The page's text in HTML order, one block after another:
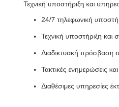
Τεχνική υποστήριξη και
24/7 τηλεφωνική
Τεχνική υποστήριξη και
Διαδικτυακή πρόσβαση
Τακτικές ενημερώσεις
Διαθέσιμες υπηρεσίες